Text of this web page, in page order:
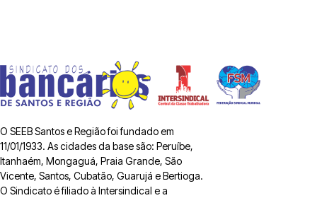
O SEEB Santos e Região foi fundado em
11/01/1933. As cidades da base são: Peruíbe,
Itanhaém, Mongaguá, Praia Grande, São
Vicente, Santos, Cubatão, Guarujá e Bertioga.
O Sindicato é filiado à Intersindical e a